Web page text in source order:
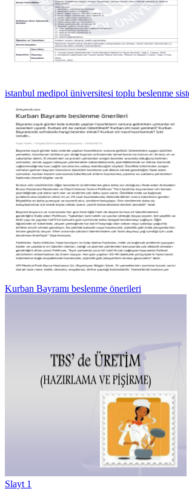
istanbul medipol üniversitesi toplu beslenme
Kurban Bayramı beslenme önerileri
Slayt 1